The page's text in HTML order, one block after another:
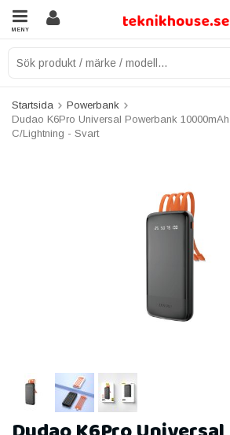
MENY
Startsida
Powerbank
Dudao K6Pro Universal Powerbank
C/Lightning - Svart